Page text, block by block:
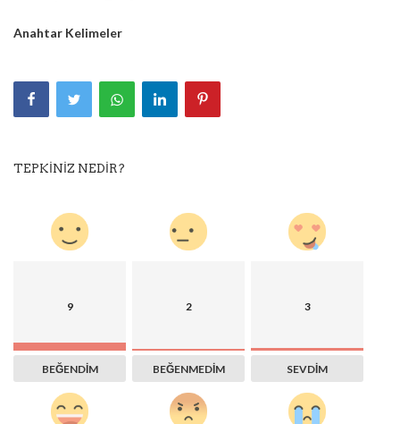
Anahtar Kelimeler
TEPKINIZ NEDIR?
9
BEĞENDIM
2
BEĞENMEDIM
3
SEVDIM